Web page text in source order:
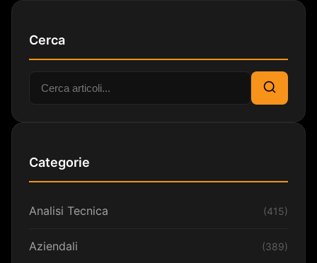
Cerca
Cerca:
Cerca
Categorie
Analisi Tecnica (415)
Aziendali (389)